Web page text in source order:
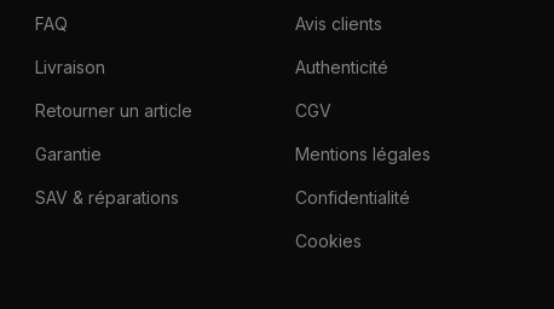
FAQ
Livraison
Retourner un article
Garantie
SAV & réparations
Avis clients
Authenticité
CGV
Mentions légales
Confidentialité
Cookies